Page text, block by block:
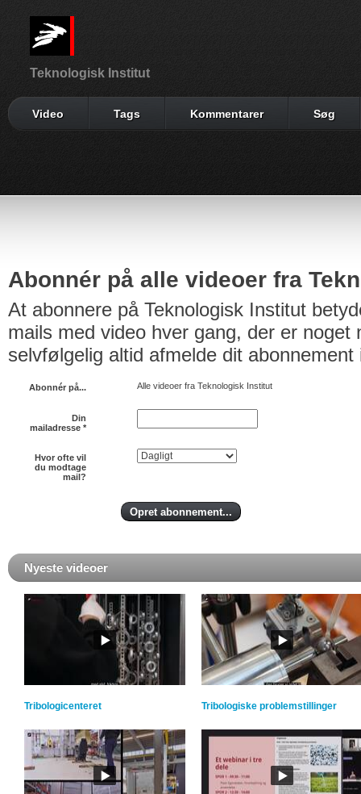
Teknologisk Institut
Video Tags Kommentarer Søg
Abonnér på alle videoer fra
At abonnere på Teknologisk Institut
mails med video hver gang, der er noget
selvfølgelig altid afmelde dit abonnement
Abonnér på... Alle videoer fra Teknologisk Institut
Din
mailadresse *
Hvor ofte vil
du modtage
mail?
Nyeste videoer
Tribologicenteret Tribologiske problemstillinger